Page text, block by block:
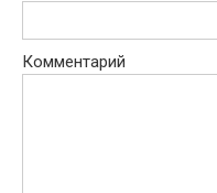
Комментарий